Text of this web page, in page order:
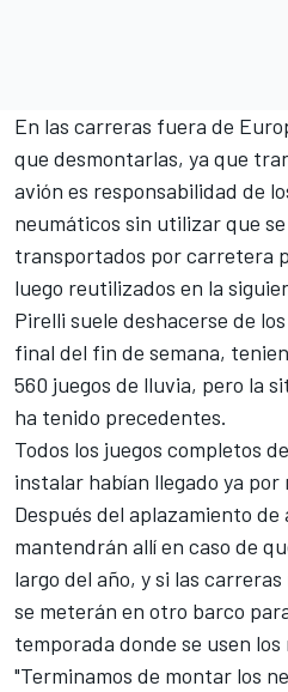
En las carreras fuera de
que desmontarlas, ya que
avión es responsabilidad de
neumáticos sin utilizar que
transportados por carretera
luego reutilizados en la
Pirelli suele deshacerse de
final del fin de semana,
560 juegos de lluvia, pero la
ha tenido precedentes.
Todos los juegos completos
instalar habían llegado ya por
Después del aplazamiento de
mantendrán allí en caso de
largo del año, y si las
se meterán en otro barco
temporada donde se usen
"Terminamos de montar los